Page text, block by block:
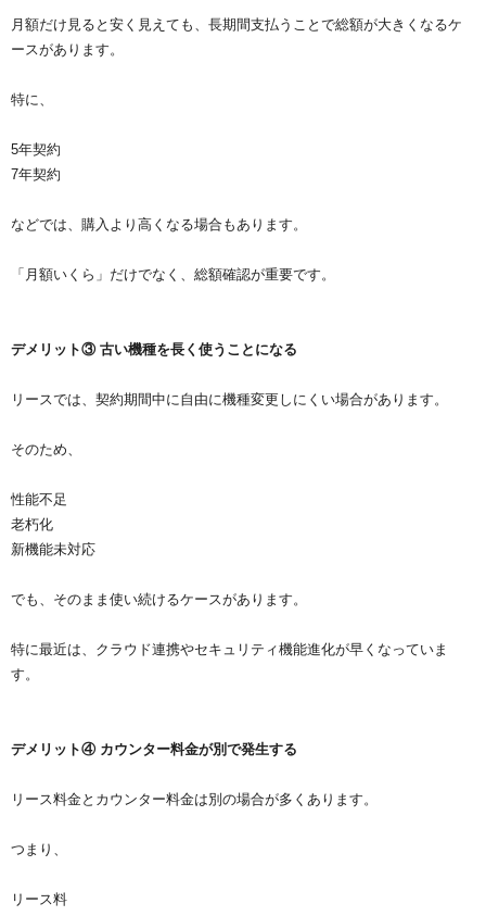
月額だけ見ると安く見えても、長期間支払うことで総額が大きくなるケ
ースがあります。
特に、
5年契約
7年契約
などでは、購入より高くなる場合もあります。
「月額いくら」だけでなく、総額確認が重要です。
デメリット③ 古い機種を長く使うことになる
リースでは、契約期間中に自由に機種変更しにくい場合があります。
そのため、
性能不足
老朽化
新機能未対応
でも、そのまま使い続けるケースがあります。
特に最近は、クラウド連携やセキュリティ機能進化が早くなっていま
す。
デメリット④ カウンター料金が別で発生する
リース料金とカウンター料金は別の場合が多くあります。
つまり、
リース料